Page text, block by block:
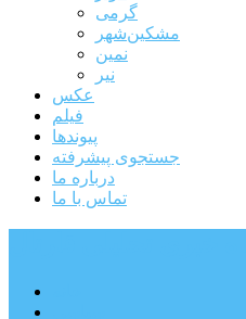
گرمی
مشکین‌شهر
نمین
نیر
عکس
فیلم
پیوندها
جستجوی پیشرفته
درباره ما
تماس با ما